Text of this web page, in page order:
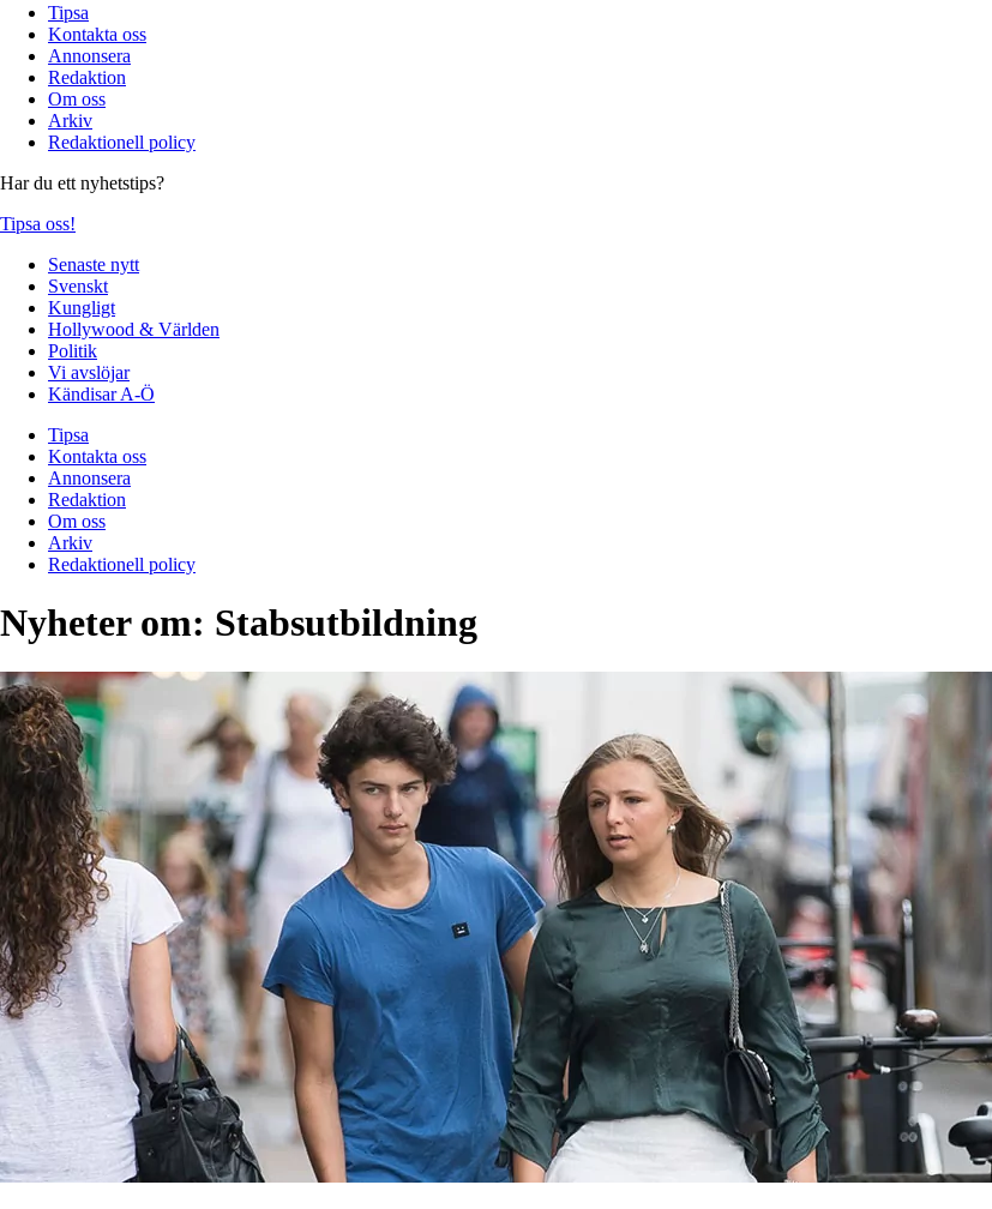
Tipsa
Kontakta oss
Annonsera
Redaktion
Om oss
Arkiv
Redaktionell policy
Har du ett nyhetstips?
Tipsa oss!
Senaste nytt
Svenskt
Kungligt
Hollywood & Världen
Politik
Vi avslöjar
Kändisar A-Ö
Tipsa
Kontakta oss
Annonsera
Redaktion
Om oss
Arkiv
Redaktionell policy
Nyheter om: Stabsutbildning